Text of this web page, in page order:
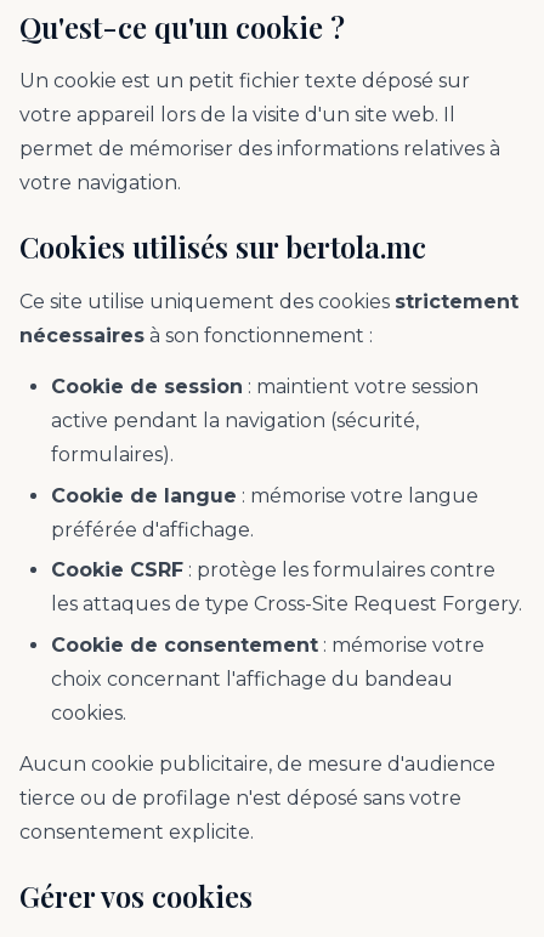
Qu'est-ce qu'un cookie ?
Un cookie est un petit fichier texte déposé sur
votre appareil lors de la visite d'un site web. Il
permet de mémoriser des informations relatives à
votre navigation.
Cookies utilisés sur bertola.mc
Ce site utilise uniquement des cookies strictement
nécessaires à son fonctionnement :
Cookie de session : maintient votre session
active pendant la navigation (sécurité,
formulaires).
Cookie de langue : mémorise votre langue
préférée d'affichage.
Cookie CSRF: protège les formulaires contre
les attaques de type Cross-Site Request Forgery.
Cookie de consentement: mémorise votre
choix concernant l'affichage du bandeau
cookies.
Aucun cookie publicitaire, de mesure d'audience
tierce ou de profilage n'est déposé sans votre
consentement explicite.
Gérer vos cookies